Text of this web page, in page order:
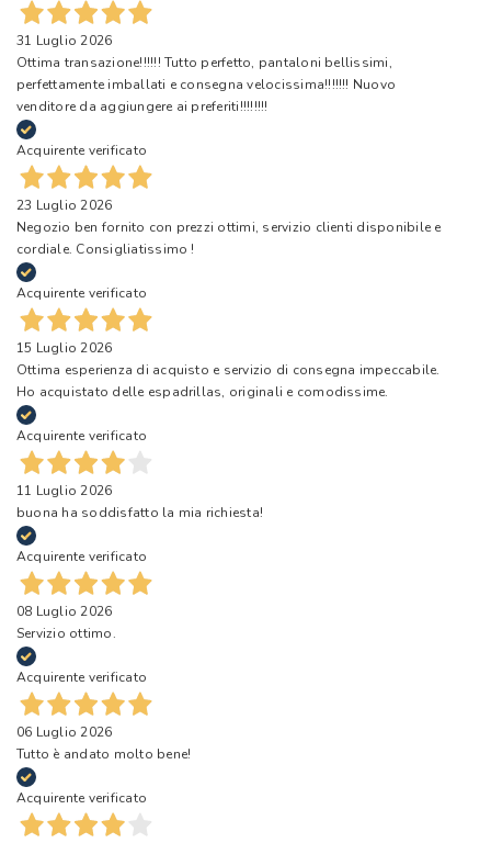
31 Luglio 2026
Ottima transazione!!!!!! Tutto perfetto, pantaloni bellissimi,
perfettamente imballati e consegna velocissima!!!!!!! Nuovo
venditore da aggiungere ai preferiti!!!!!!!!
Acquirente verificato
23 Luglio 2026
Negozio ben fornito con prezzi ottimi, servizio clienti disponibile e
cordiale. Consigliatissimo !
Acquirente verificato
15 Luglio 2026
Ottima esperienza di acquisto e servizio di consegna impeccabile.
Ho acquistato delle espadrillas, originali e comodissime.
Acquirente verificato
11 Luglio 2026
buona ha soddisfatto la mia richiesta!
Acquirente verificato
08 Luglio 2026
Servizio ottimo.
Acquirente verificato
06 Luglio 2026
Tutto è andato molto bene!
Acquirente verificato